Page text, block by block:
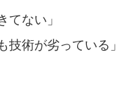
てない」
技術が劣っている」